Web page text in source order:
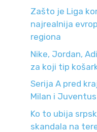
Zašto je Liga
najrealnija
regiona
Nike, Jordan,
za koji tip
Serija A pred
Milan i
Ko to ubija
skandala na